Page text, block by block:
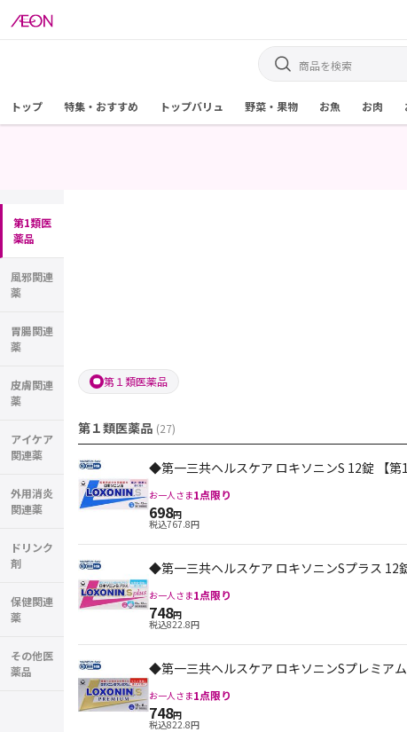
トップ 特集・おすすめ トップバリュ 野菜・果物 お魚 お肉
第1類医
薬品
風邪関連
薬
胃腸関連
薬
皮膚関連
薬
アイケア
関連薬
外用消炎
関連薬
ドリンク
剤
保健関連
薬
その他医
薬品
第１類医薬品
第１類医薬品 (27)
◆第一三共ヘルスケア ロキソニンS 12錠 【第1
お一人さま1点限り
698円
税込767.8円
◆第一三共ヘルスケア ロキソニンSプラス 12
お一人さま1点限り
748円
税込822.8円
◆第一三共ヘルスケア ロキソニンSプレミアム
お一人さま1点限り
748円
税込822.8円